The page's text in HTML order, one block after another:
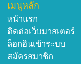
เมนูหลัก
หน้าแรก
ติดต่อเว็บมาสเตอร์
ล็อกอินเข้าระบบ
สมัครสมาชิก